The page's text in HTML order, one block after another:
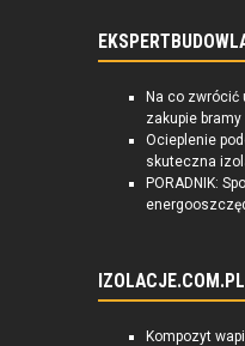
Na co zwrócić
zakupie bramy
Ocieplenie
skuteczna
PORADNIK:
IZOLACJE.COM.PL
Kompozyt